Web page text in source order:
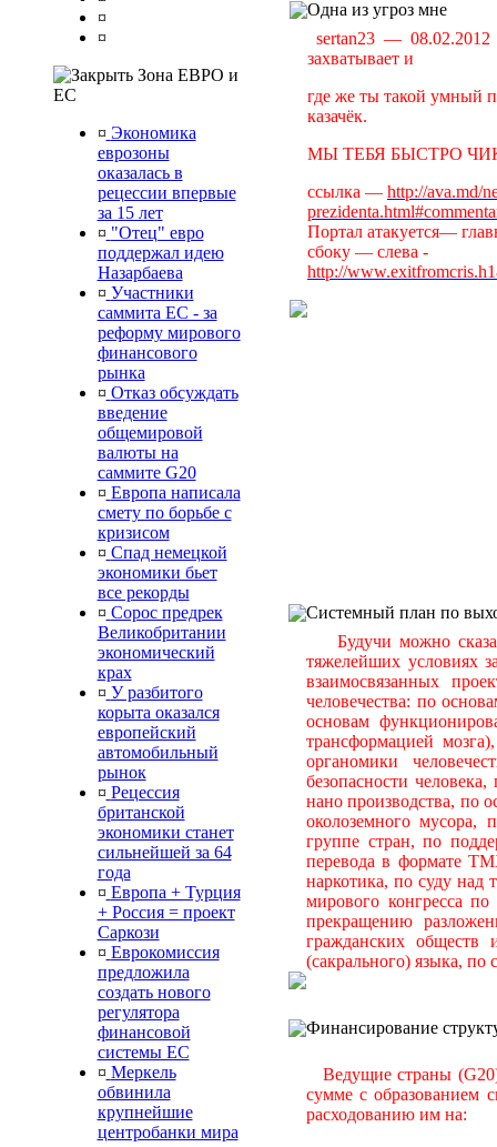
¤
¤
Зона ЕВРО и
ЕС
¤ Экономика
еврозоны
оказалась в
рецессии впервые
за 15 лет
¤ "Отец" евро
поддержал идею
Назарбаева
¤ Участники
саммита ЕС - за
реформу мирового
финансового
рынка
¤ Отказ обсуждать
введение
общемировой
валюты на
саммите G20
¤ Европа написала
смету по борьбе с
кризисом
¤ Спад немецкой
экономики бьет
все рекорды
¤ Сорос предрек
Великобритании
экономический
крах
¤ У разбитого
корыта оказался
европейский
автомобильный
рынок
¤ Рецессия
британской
экономики станет
сильнейшей за 64
года
¤ Европа + Турция
+ Россия = проект
Саркози
¤ Еврокомиссия
предложила
создать нового
регулятора
финансовой
системы ЕС
¤ Меркель
обвинила
крупнейшие
центробанки мира
Одна из угроз мне
sertan23 —
захватывает и
где же ты такой умный
казачёк.
МЫ ТЕБЯ БЫСТРО
ссылка — http://ava.md/
Портал атакуется—
сбоку — слева -
http://
Системный план по
Будучи можно
тяжелейших условиях
взаимосвязанных
человечества: по
основам
трансформацией
органомики
безопасности
нано производства, по
околоземного мусора,
группе стран, по
перевода в формате
наркотика, по суду над
мирового конгресса
прекращению
гражданских обществ
(сакрального) языка,
Финансирование
Ведущие страны (G20)
сумме с образованием
расходованию им на: